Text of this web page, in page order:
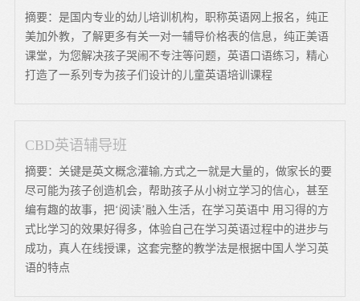
摘要：是国内专业的幼儿培训机构，职称英语网上报名，纯正
美加外教，了解更多有关一对一辅导价格表的信息，纯正美语
课堂，为您解决孩子哭闹不专注等问题，英语口语练习，精心
打造了一系列专为孩子们设计的儿童英语培训课程
CBD英语辅导班
摘要：关键是英文概念灌输,方式之一就是大量的，做家长的要
尽可能为孩子创造机会，帮助孩子从小树立学习的信心，甚至
编有趣的故事，把‘阅读’融入生活，在学习英语中 用习得的方
式比学习的效果好得多，体验自己在学习英语过程中的进步与
成功，真人在线授课，这套完整的教学法是根据中国人学习英
语的特点